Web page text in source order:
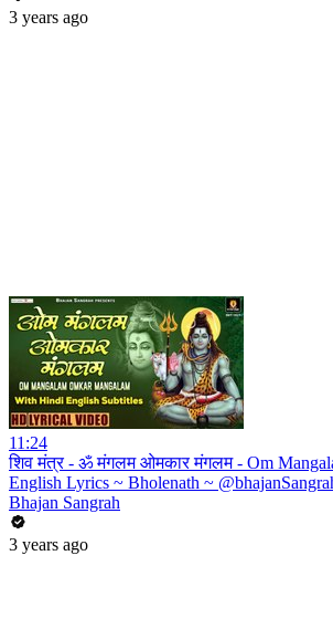
3 years ago
11:24
शिव मंत्र - ॐ मंगलम ओमकार मंगलम - Om
English Lyrics ~ Bholenath ~
Bhajan Sangrah
3 years ago